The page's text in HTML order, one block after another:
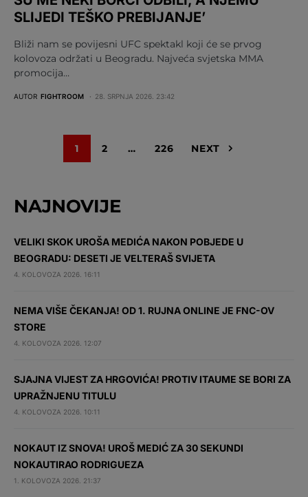
SLIJEDI TEŠKO PREBIJANJE’
Bliži nam se povijesni UFC spektakl koji će se prvog
kolovoza održati u Beogradu. Najveća svjetska MMA
promocija…
AUTOR FIGHTROOM 28. SRPNJA 2026. 23:42
1 2 … 226 NEXT
NAJNOVIJE
VELIKI SKOK UROŠA MEDIĆA NAKON POBJEDE U
BEOGRADU: DESETI JE VELTERAŠ SVIJETA
4. KOLOVOZA 2026. 16:11
NEMA VIŠE ČEKANJA! OD 1. RUJNA ONLINE JE FNC-OV
STORE
4. KOLOVOZA 2026. 12:07
SJAJNA VIJEST ZA HRGOVIĆA! PROTIV ITAUME SE BORI ZA
UPRAŽNJENU TITULU
4. KOLOVOZA 2026. 10:11
NOKAUT IZ SNOVA! UROŠ MEDIĆ ZA 30 SEKUNDI
NOKAUTIRAO RODRIGUEZA
1. KOLOVOZA 2026. 21:37